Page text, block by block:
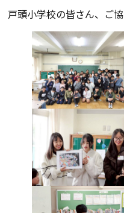
戸頭小学校の皆さん、ご